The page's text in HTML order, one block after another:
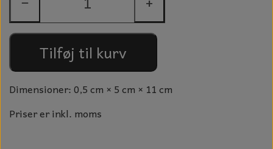
GLAS KUGLER
GLAS KRYSTALLER OG ORNAMENTER
TIL BOLIG
KERAMIK BLOMSTER
MAD OG HYGGE
Tilføj til kurv
Dimensioner: 0,5 cm × 5 cm × 11 cm
Priser er inkl. moms